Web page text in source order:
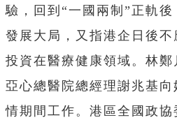
驗，回到“一國兩制”正軌
發展大局，又指港企日後
投資在醫療健康領域。林
亞心總醫院總經理謝兆基
情期間工作。港區全國政